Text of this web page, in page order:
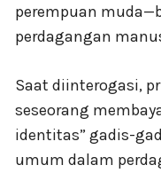
perempuan
perdagangan
Saat diinterogasi,
seseorang
identitas” gadis-
umum dalam